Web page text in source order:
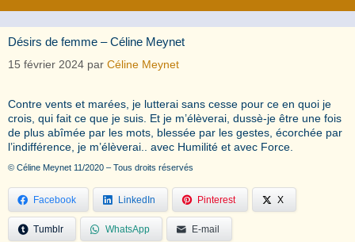
Désirs de femme – Céline Meynet
15 février 2024 par Céline Meynet
Contre vents et marées, je lutterai sans cesse pour ce en quoi je
crois, qui fait ce que je suis. Et je m’élèverai, dussè-je être une fois
de plus abîmée par les mots, blessée par les gestes, écorchée par
l’indifférence, je m’élèverai.. avec Humilité et avec Force.
© Céline Meynet 11/2020 – Tous droits réservés
Facebook LinkedIn Pinterest X
Tumblr WhatsApp E-mail